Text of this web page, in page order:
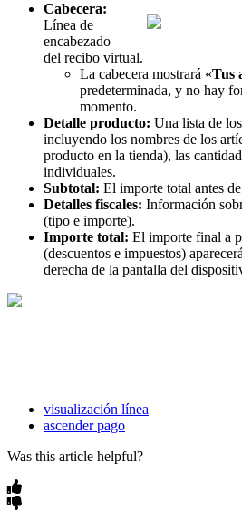
Cabecera:
Línea de
encabezado
del recibo virtual.
La cabecera mostrará «Tus
predeterminada, y no hay
momento.
Detalle producto: Una lista de los
incluyendo los nombres de los artí
producto en la tienda), las
individuales.
Subtotal: El importe total antes de
Detalles fiscales: Información
(tipo e importe).
Importe total: El importe final a
(descuentos e impuestos) aparecerá
derecha de la pantalla del
visualización línea
ascender pago
Was this article helpful?